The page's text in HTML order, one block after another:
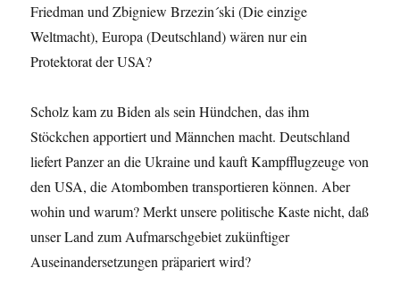
Friedman und Zbigniew Brzezin´ski (Die einzige
Weltmacht), Europa (Deutschland) wären nur ein
Protektorat der USA?
Scholz kam zu Biden als sein Hündchen, das ihm
Stöckchen apportiert und Männchen macht. Deutschland
liefert Panzer an die Ukraine und kauft Kampfflugzeuge von
den USA, die Atombomben transportieren können. Aber
wohin und warum? Merkt unsere politische Kaste nicht, daß
unser Land zum Aufmarschgebiet zukünftiger
Auseinandersetzungen präpariert wird?